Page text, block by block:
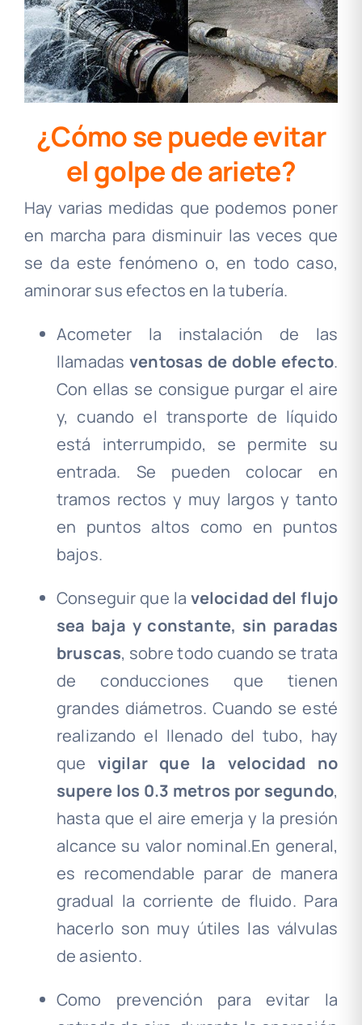
¿Cómo se puede evitar
el golpe de ariete?
Hay varias medidas que podemos poner
en marcha para disminuir las veces que
se da este fenómeno o, en todo caso,
aminorar sus efectos en la tubería.
Acometer la instalación de las
llamadas ventosas de doble efecto.
Con ellas se consigue purgar el aire
y, cuando el transporte de líquido
está interrumpido, se permite su
entrada. Se pueden colocar en
tramos rectos y muy largos y tanto
en puntos altos como en puntos
bajos.
Conseguir que la velocidad del flujo
sea baja y constante, sin paradas
bruscas, sobre todo cuando se trata
de conducciones que tienen
grandes diámetros. Cuando se esté
realizando el llenado del tubo, hay
que vigilar que la velocidad no
supere los 0.3 metros por segundo,
hasta que el aire emerja y la presión
alcance su valor nominal.En general,
es recomendable parar de manera
gradual la corriente de fluido. Para
hacerlo son muy útiles las válvulas
de asiento.
Como prevención para evitar la